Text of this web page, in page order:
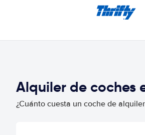
Alquiler de coches
¿Cuánto cuesta un coche de